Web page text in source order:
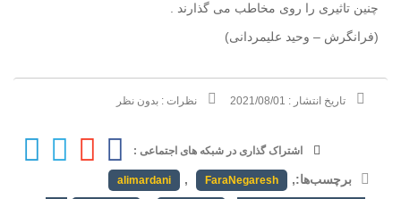
چنين تاثيری را روی مخاطب می گذارند .
(فرانگرش – وحید علیمردانی)
تاریخ انتشار : 2021/08/01 نظرات : بدون نظر
اشتراک گذاری در شبکه های اجتماعی :
برچسب‌ها: alimardani , FaraNegaresh ,